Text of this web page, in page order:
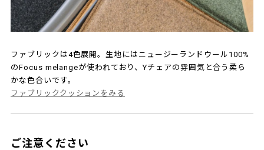
ファブリックは4色展開。生地にはニュージーランドウール100%
のFocus melangeが使われており、Yチェアの雰囲気と合う柔ら
かな色合いです。
ファブリッククッションをみる
ご注意ください